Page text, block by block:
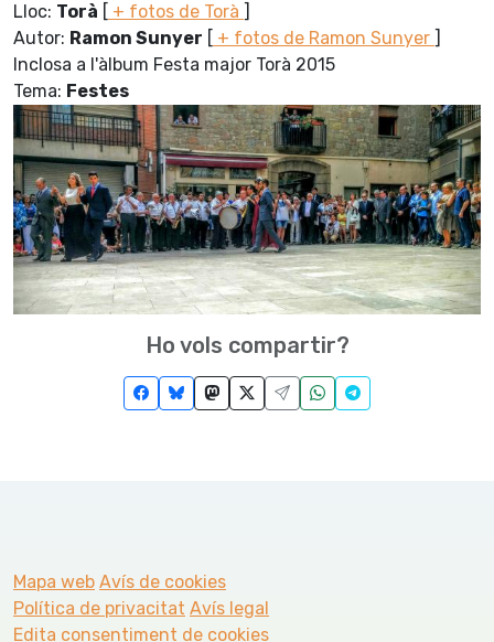
Lloc: Torà [ + fotos de Torà ]
Autor: Ramon Sunyer [ + fotos de Ramon Sunyer ]
Inclosa a l'àlbum Festa major Torà 2015
Tema: Festes
Ho vols compartir?
Mapa web Avís de cookies
Política de privacitat Avís legal
Edita consentiment de cookies